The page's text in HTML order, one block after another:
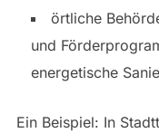
örtliche
und
energetische
Ein Beispiel: In